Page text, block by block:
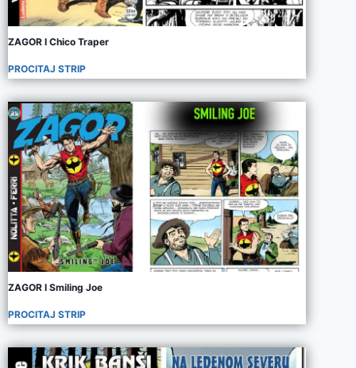
ZAGOR I Chico Traper
PROCITAJ STRIP
ZAGOR I Smiling Joe
PROCITAJ STRIP